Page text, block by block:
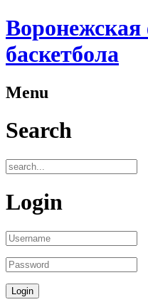
Воронежская
баскетбола
Menu
Search
Login